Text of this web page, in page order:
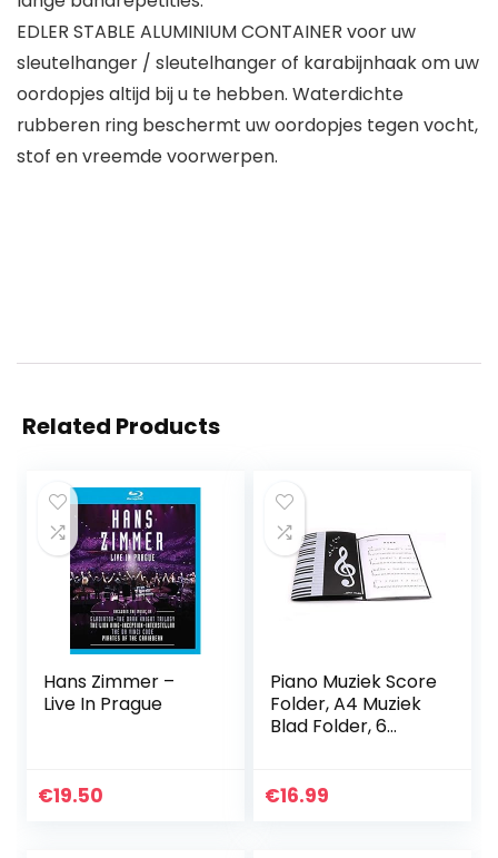
EDLER STABLE ALUMINIUM CONTAINER voor uw
sleutelhanger / sleutelhanger of karabijnhaak om uw
oordopjes altijd bij u te hebben. Waterdichte
rubberen ring beschermt uw oordopjes tegen vocht,
stof en vreemde voorwerpen.
Related Products
Hans Zimmer –
Live In Prague
€19.50
Piano Muziek Score
Folder, A4 Muziek
Blad Folder, 6
Bestandmap, PVC
€16.99